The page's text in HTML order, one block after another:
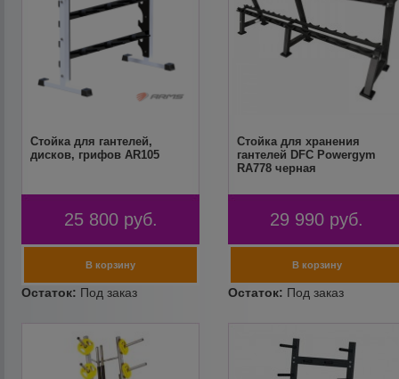
Стойка для гантелей,
дисков, грифов AR105
25 800 руб.
Стойка для хранения
гантелей DFC Powergym
RA778 черная
29 990 руб.